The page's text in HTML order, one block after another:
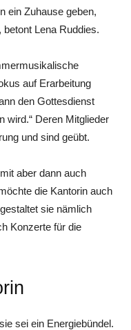
ein Zuhause geben,
Lena Ruddies.
auf Erarbeitung
den Gottesdienst
wird.“ Deren Mitglieder
und sind geübt.
aber dann auch
die Kantorin auch
sie nämlich
Konzerte für die
sei ein Energiebündel.